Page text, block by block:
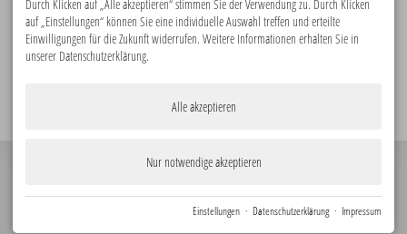
Premiumpartner:
Barrierefreiheit KONTAKT
Durch Klicken auf „Alle akzeptieren“ stimmen Sie der Verwendung zu. Durch Klicken
auf „Einstellungen“ können Sie eine individuelle Auswahl treffen und erteilte
Einwilligungen für die Zukunft widerrufen. Weitere Informationen erhalten Sie in
unserer Datenschutzerklärung.
Alle akzeptieren
Nur notwendige akzeptieren
Einstellungen · Datenschutzerklärung · Impressum